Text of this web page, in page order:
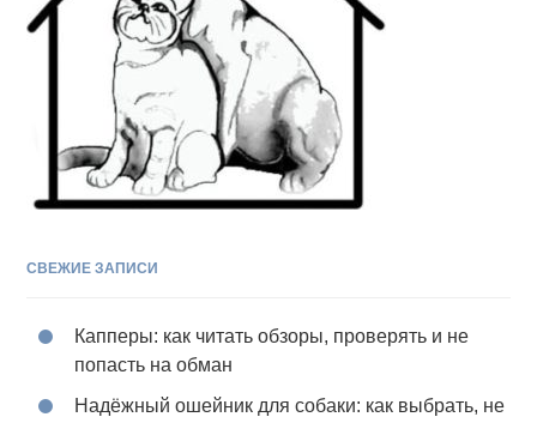
СВЕЖИЕ ЗАПИСИ
Капперы: как читать обзоры, проверять и не
попасть на обман
Надёжный ошейник для собаки: как выбрать, не